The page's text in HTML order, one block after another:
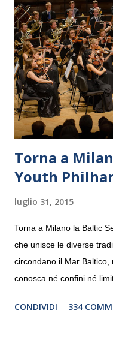
Torna a
Youth
luglio 31, 2015
Torna a Milano la Baltic
che unisce le diverse
circondano il Mar Baltico,
conosca né confini né
debutterà il 10 settembre
CONDIVIDI 334